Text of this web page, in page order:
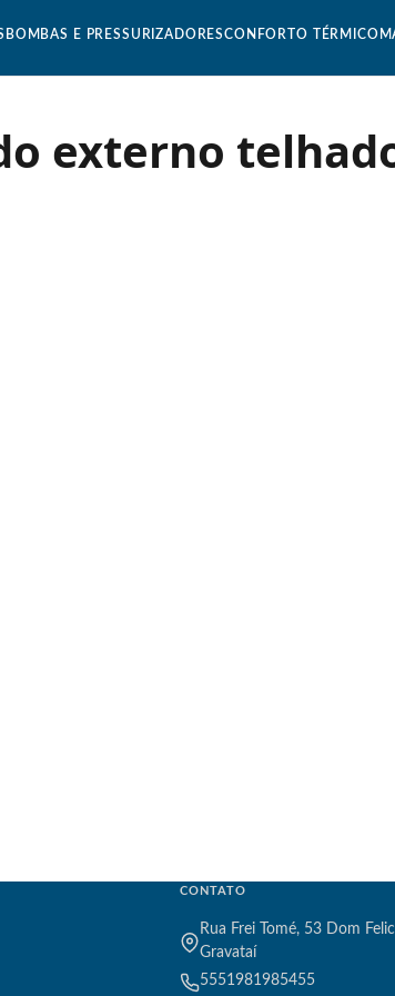
BOMBAS E PRESSURIZADORESCONFORTO TÉRMICO
externo
CONTATO
Rua Frei Tomé, 53 Dom
Gravataí
5551981985455